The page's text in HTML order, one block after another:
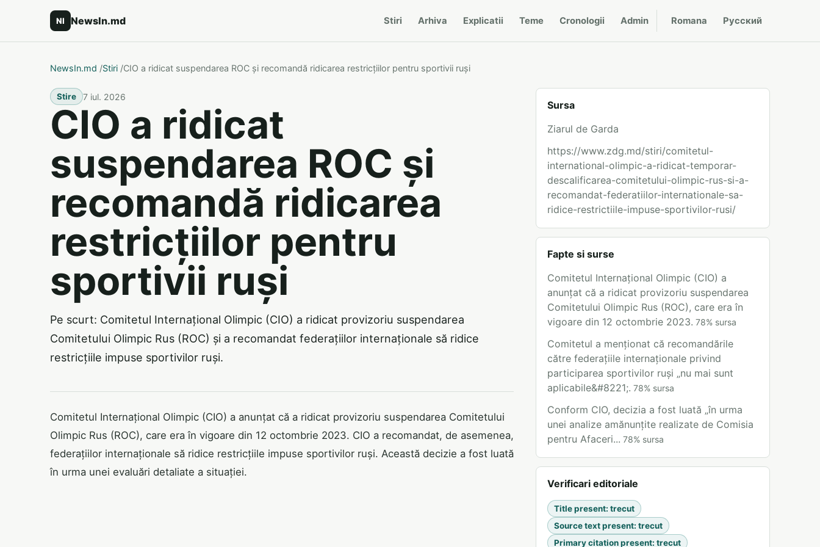
NI NewsIn.md Stiri Arhiva Explicatii Teme Cronologii Admin Romana Русский
NewsIn.md /Stiri /CIO a ridicat suspendarea ROC și recomandă ridicarea restricțiilor pentru sportivii ruși
Stire 7 iul. 2026
CIO a ridicat
suspendarea ROC și
recomandă ridicarea
restricțiilor pentru
sportivii ruși
Pe scurt: Comitetul Internațional Olimpic (CIO) a ridicat provizoriu suspendarea
Comitetului Olimpic Rus (ROC) și a recomandat federațiilor internaționale să ridice
restricțiile impuse sportivilor ruși.
Comitetul Internațional Olimpic (CIO) a anunțat că a ridicat provizoriu suspendarea Comitetului
Olimpic Rus (ROC), care era în vigoare din 12 octombrie 2023. CIO a recomandat, de asemenea,
federațiilor internaționale să ridice restricțiile impuse sportivilor ruși. Această decizie a fost luată
în urma unei evaluări detaliate a situației.
Sursa
Ziarul de Garda
https://www.zdg.md/stiri/comitetul-
international-olimpic-a-ridicat-temporar-
descalificarea-comitetului-olimpic-rus-si-a-
recomandat-federatiilor-internationale-sa-
ridice-restrictiile-impuse-sportivilor-rusi/
Fapte si surse
Comitetul Internațional Olimpic (CIO) a
anunțat că a ridicat provizoriu suspendarea
Comitetului Olimpic Rus (ROC), care era în
vigoare din 12 octombrie 2023. 78% sursa
Comitetul a menționat că recomandările
către federațiile internaționale privind
participarea sportivilor ruși „nu mai sunt
aplicabile&#8221;. 78% sursa
Conform CIO, decizia a fost luată „în urma
unei analize amănunțite realizate de Comisia
pentru Afaceri... 78% sursa
Verificari editoriale
Title present: trecut
Source text present: trecut
Primary citation present: trecut